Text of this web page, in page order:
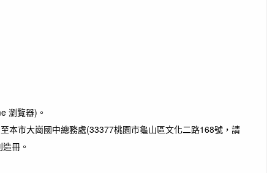
瀏覽器)。
市大崗國中總務處(33377桃園市龜山區文化二路168號，請
冊。